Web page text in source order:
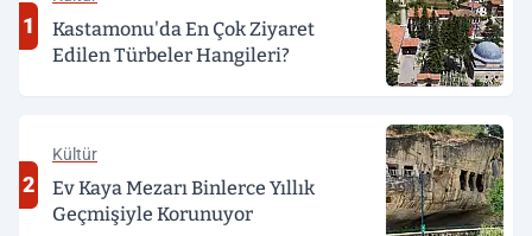
1
Kastamonu'da En Çok Ziyaret
Edilen Türbeler Hangileri?
2
Kültür
Ev Kaya Mezarı Binlerce Yıllık
Geçmişiyle Korunuyor